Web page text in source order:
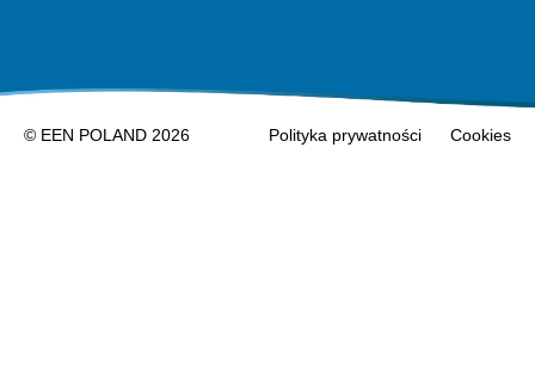
© EEN POLAND 2026 Polityka prywatności Cookies